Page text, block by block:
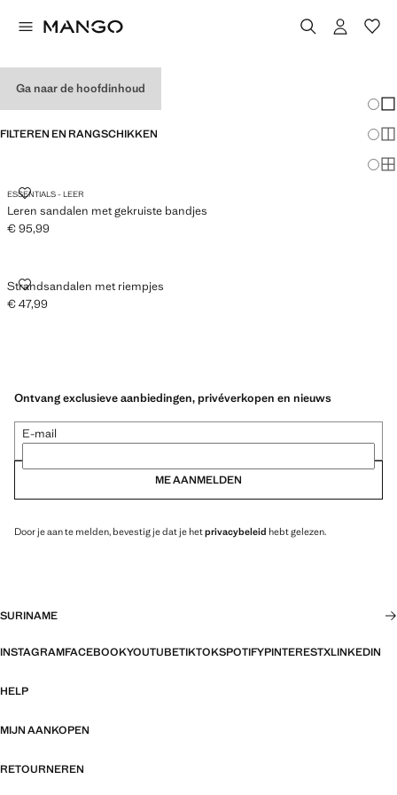
Ga naar de hoofdinhoud
FILTEREN EN RANGSCHIKKEN
ESSENTIALS - LEER
Leren sandalen met gekruiste bandjes
LEREN SANDALEN MET GEKRUISTE BANDJES
Huidige prijs [€ 95,99 ]
€ 95,99
Strandsandalen met riempjes
STRANDSANDALEN MET RIEMPJES
Huidige prijs [€ 47,99 ]
€ 47,99
Ontvang exclusieve aanbiedingen, privéverkopen en nieuws
E-mail
ME AANMELDEN
Door je aan te melden, bevestig je dat je hetprivacybeleid hebt gelezen.
SURINAME
INSTAGRAMFACEBOOKYOUTUBETIKTOKSPOTIFYPINTERESTXLINKEDIN
HELP
MIJN AANKOPEN
RETOURNEREN